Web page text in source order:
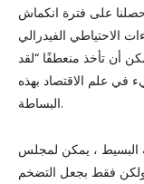
على فترة انكماش
الاحتياطي الفيدرالي
أن تأخذ منعطفًا “لقد
في علم الاقتصاد بهذه
البساطة.
البسيط ، يمكن لمجلس
ولكن فقط بجعل التضخم